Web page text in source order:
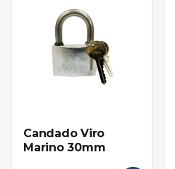
Candado Viro
Marino 30mm